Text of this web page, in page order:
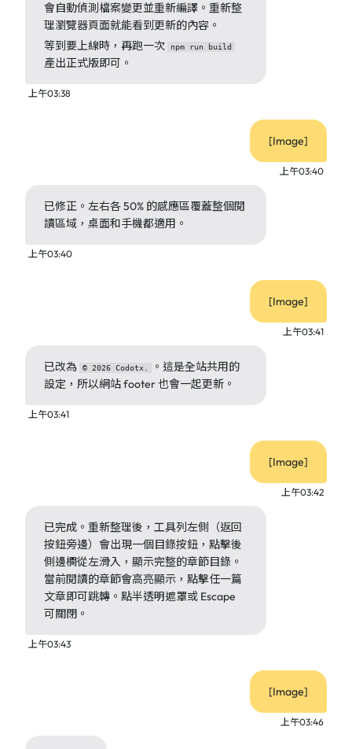
會自動偵測檔案變更並重新編譯。重新整
理瀏覽器頁面就能看到更新的內容。
等到要上線時，再跑一次
npm run build
產出正式版即可。
上午03:38
[Image]
上午03:40
已修正。左右各 50% 的感應區覆蓋整個閱
讀區域，桌面和手機都適用。
上午03:40
[Image]
上午03:41
已改為 © 2026 Codotx.
。這是全站共用的
設定，所以網站 footer 也會一起更新。
上午03:41
[Image]
上午03:42
已完成。重新整理後，工具列左側（返回
按鈕旁邊）會出現一個目錄按鈕，點擊後
側邊欄從左滑入，顯示完整的章節目錄。
當前閱讀的章節會高亮顯示，點擊任一篇
文章即可跳轉。點半透明遮罩或 Escape
可關閉。
上午03:43
[Image]
上午03:46